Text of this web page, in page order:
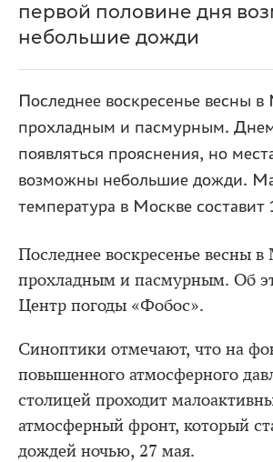
первой половине дня
небольшие дожди
Последнее воскресенье весны в
прохладным и пасмурным.
появляться прояснения, но
возможны небольшие дожди.
температура в Москве составит
Последнее воскресенье весны в
прохладным и пасмурным. Об
Центр погоды «Фобос».
Синоптики отмечают, что на
повышенного атмосферного
столицей проходит
атмосферный фронт, который
дождей ночью, 27 мая.